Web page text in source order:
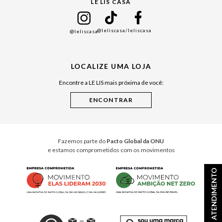
ATENDIMENTO
Cuidados Casa
LE LIS CASA
@leliscasa@leliscasa/leliscasa
LOCALIZE UMA LOJA
Encontre a LE LIS mais próxima de você:
Fazemos parte do Pacto Global da ONU
e estamos comprometidos com os movimentos